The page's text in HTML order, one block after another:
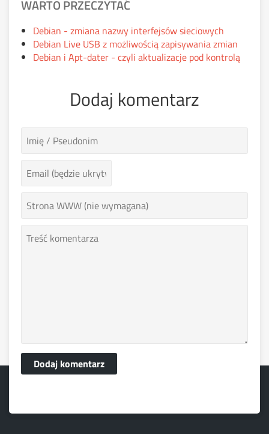
WARTO PRZECZYTAĆ
Debian - zmiana nazwy interfejsów sieciowych
Debian Live USB z możliwością zapisywania zmian
Debian i Apt-dater - czyli aktualizacje pod kontrolą
Dodaj komentarz
Dodaj komentarz